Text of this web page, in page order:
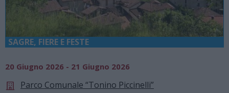
SAGRE, FIERE E FESTE
20 Giugno 2026 - 21 Giugno 2026
Parco Comunale “Tonino Piccinelli”